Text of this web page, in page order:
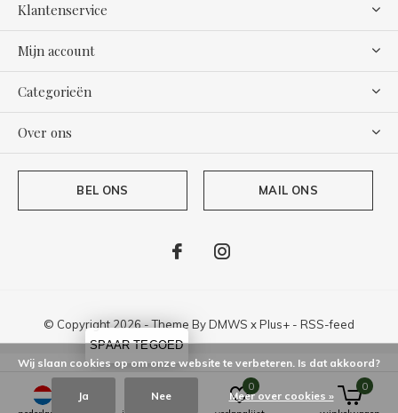
Klantenservice
Mijn account
Categorieën
Over ons
BEL ONS MAIL ONS
© Copyright2026- Theme ByDMWS xPlus+ - RSS-feed
0 0
Wij slaan cookies op om onze website te verbeteren. Is dat akkoord?
Ja Nee Meer over cookies »
SPAAR TEGOED